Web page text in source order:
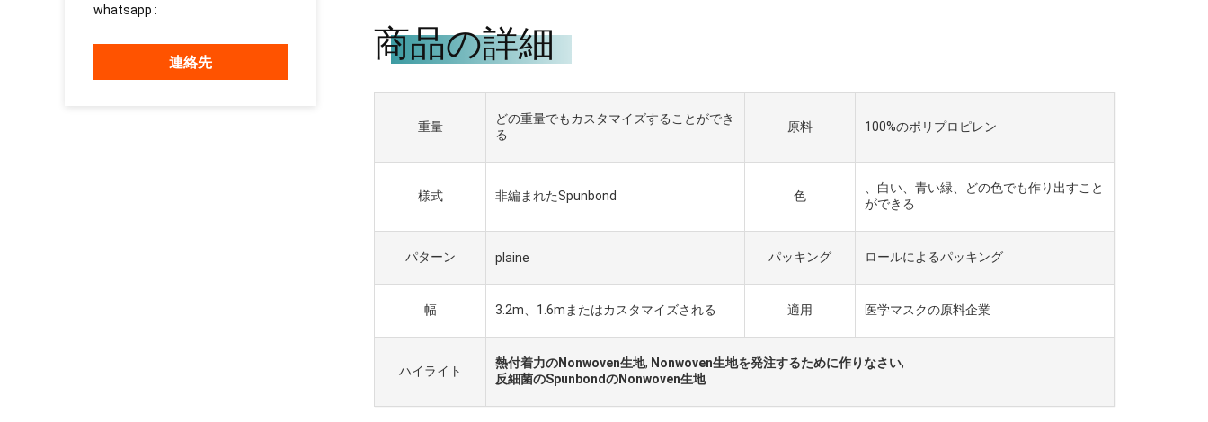
whatsapp :
連絡先 商品の詳細
重量
どの重量でもカスタマイズすることができ
る
原料 100%のポリプロピレン
様式 非編まれたSpunbond 色
、白い、青い緑、どの色でも作り出すこと
ができる
パターン plaine パッキング ロールによるパッキング
幅 3.2m、1.6mまたはカスタマイズされる 適用 医学マスクの原料企業
ハイライト
熱付着力のNonwoven生地, Nonwoven生地を発注するために作りなさい,
反細菌のSpunbondのNonwoven生地